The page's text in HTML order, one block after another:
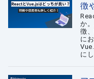
徴
か
徴
に
に